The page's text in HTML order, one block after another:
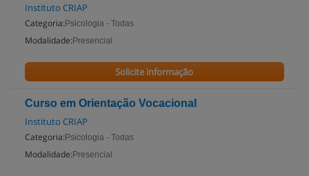
Instituto CRIAP
Categoria: Psicologia - Todas
Modalidade: Presencial
Solicite informação
Curso em Orientação Vocacional
Instituto CRIAP
Categoria: Psicologia - Todas
Modalidade: Presencial